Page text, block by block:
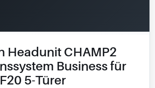
Headunit CHAMP2
Business für
5-Türer